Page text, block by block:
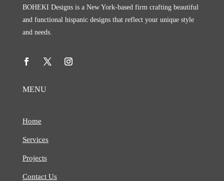
BOHEKI Designs is a New York-based firm crafting beautiful
and functional hispanic designs that reflect your unique style
and needs.
MENU
Home
Services
Projects
Contact Us